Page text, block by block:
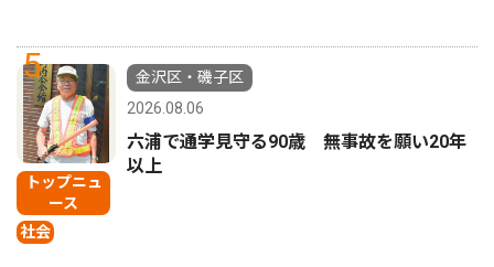
5
トップニュ
ース
社会
金沢区・磯子区
2026.08.06
六浦で通学見守る90歳 無事故を願い20年
以上